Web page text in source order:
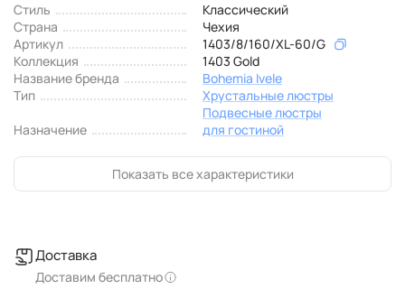
Стиль
Классический
Страна
Чехия
Артикул
1403/8/160/XL-60/G
Коллекция
1403 Gold
Название бренда
Bohemia Ivele
Тип
Хрустальные люстры
Подвесные люстры
Назначение
для гостиной
Показать все характеристики
Доставка
Доставим бесплатно